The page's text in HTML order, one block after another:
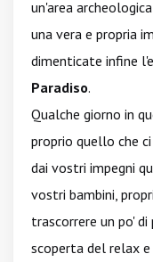
un'area
una vera e propria
dimenticate infine
Paradiso.
Qualche giorno in
proprio quello che
dai vostri impegni
vostri bambini,
trascorrere un po'
scoperta del relax e